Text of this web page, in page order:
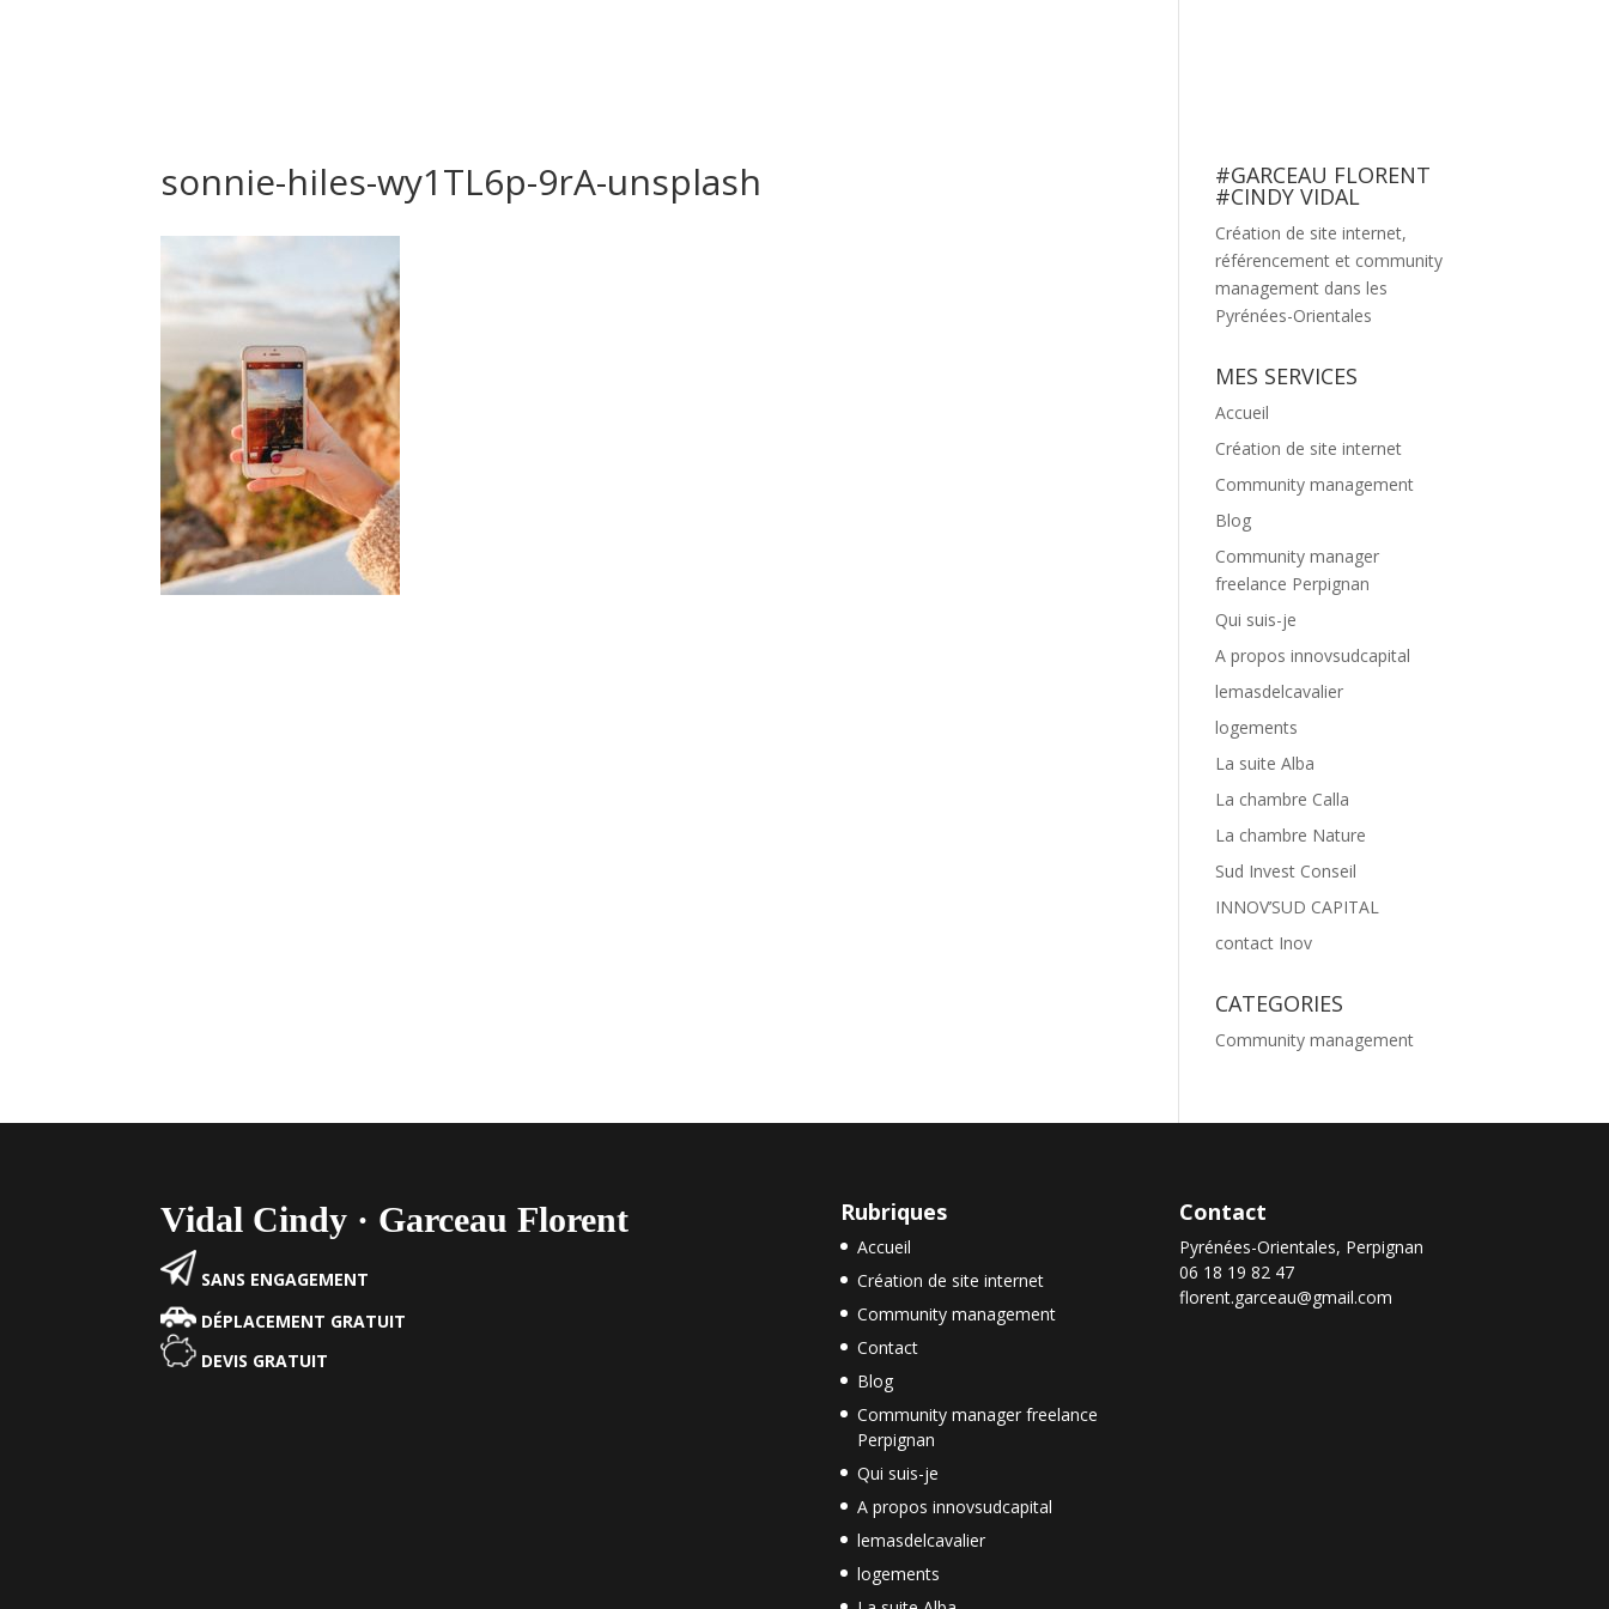
sonnie-hiles-wy1TL6p-9rA-unsplash #GARCEAU FLORENT
#CINDY VIDAL
Création de site internet,
référencement et community
management dans les
Pyrénées-Orientales
MES SERVICES
Accueil
Création de site internet
Community management
Blog
Community manager
freelance Perpignan
Qui suis-je
A propos innovsudcapital
lemasdelcavalier
logements
La suite Alba
La chambre Calla
La chambre Nature
Sud Invest Conseil
INNOV’SUD CAPITAL
contact Inov
CATEGORIES
Community management
Vidal Cindy · Garceau Florent
SANS ENGAGEMENT
DÉPLACEMENT GRATUIT
DEVIS GRATUIT
Rubriques
Accueil
Création de site internet
Community management
Contact
Blog
Community manager freelance
Perpignan
Qui suis-je
A propos innovsudcapital
lemasdelcavalier
logements
Contact
Pyrénées-Orientales, Perpignan
06 18 19 82 47
florent.garceau@gmail.com